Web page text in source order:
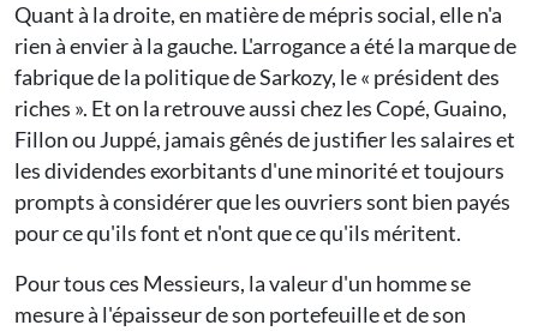
Quant à la droite, en matière de mépris social, elle n'a
rien à envier à la gauche. L'arrogance a été la marque de
fabrique de la politique de Sarkozy, le « président des
riches ». Et on la retrouve aussi chez les Copé, Guaino,
Fillon ou Juppé, jamais gênés de justifier les salaires et
les dividendes exorbitants d'une minorité et toujours
prompts à considérer que les ouvriers sont bien payés
pour ce qu'ils font et n'ont que ce qu'ils méritent.
Pour tous ces Messieurs, la valeur d'un homme se
mesure à l'épaisseur de son portefeuille et de son